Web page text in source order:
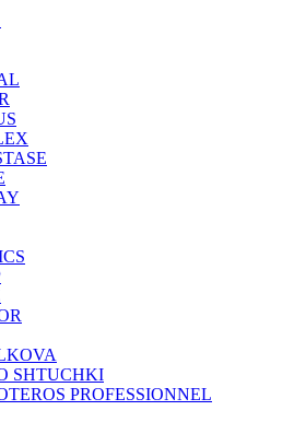
SHTUCHKI
PROFESSIONNEL